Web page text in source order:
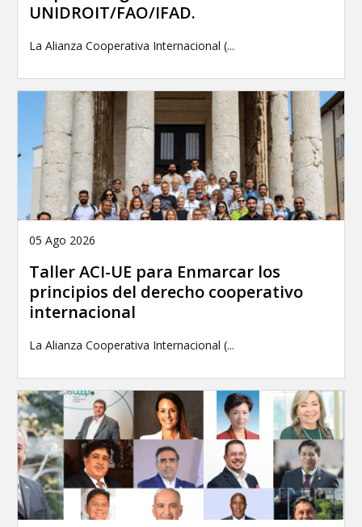
UNIDROIT/FAO/IFAD.
La Alianza Cooperativa Internacional (...
05 Ago 2026
Taller ACI-UE para Enmarcar los
principios del derecho cooperativo
internacional
La Alianza Cooperativa Internacional (...